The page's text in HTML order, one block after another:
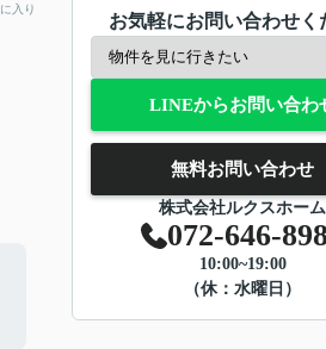
入り
お気軽にお問い合わせく
LINEからお問い合わ
無料お問い合わせ
株式会社ルクスホーム
072-646-
10:00~19:00
（休：水曜日）